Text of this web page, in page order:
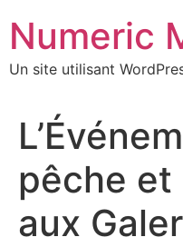
contenu
Numeric
Un site utilisant
pêche et
aux